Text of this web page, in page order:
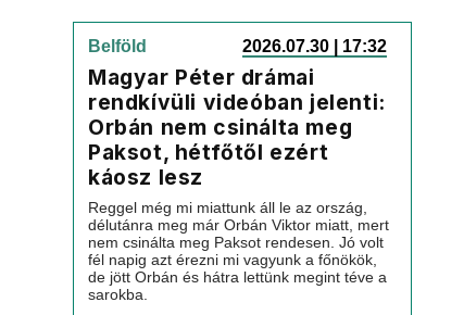
Belföld 2026.07.30 | 17:32
Magyar Péter drámai
rendkívüli videóban jelenti:
Orbán nem csinálta meg
Paksot, hétfőtől ezért
káosz lesz
Reggel még mi miattunk áll le az ország,
délutánra meg már Orbán Viktor miatt, mert
nem csinálta meg Paksot rendesen. Jó volt
fél napig azt érezni mi vagyunk a főnökök,
de jött Orbán és hátra lettünk megint téve a
sarokba.